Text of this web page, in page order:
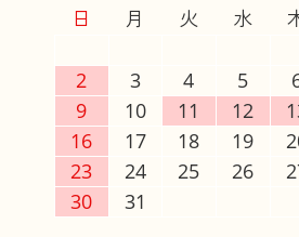
日 月 火 水
2
3 4 5
9
10 11 12
16
17 18 19
23
24 25 26
30
31